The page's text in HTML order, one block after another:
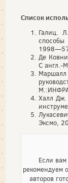
Список
Галиц.
Де
С англ.-
Халл Дж.
Эксмо,
Если
рекомендуем
авторов